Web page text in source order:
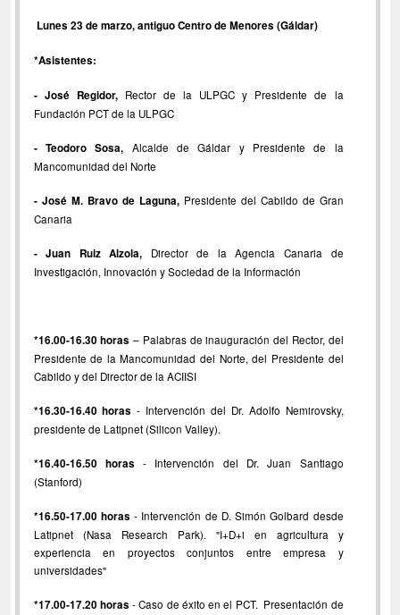
Lunes 23 de marzo, antiguo Centro de Menores (Gáldar)
*Asistentes:
- José Regidor, Rector de la ULPGC y Presidente de la
Fundación PCT de la ULPGC
- Teodoro Sosa, Alcalde de Gáldar y Presidente de la
Mancomunidad del Norte
- José M. Bravo de Laguna, Presidente del Cabildo de Gran
Canaria
- Juan Ruiz Alzola,
Director de la Agencia Canaria de
Investigación, Innovación y Sociedad de la Información
*16.00-16.30 horas – Palabras de inauguración del Rector, del
Presidente de la Mancomunidad del Norte, del Presidente del
Cabildo y del Director de la ACIISI
*16.30-16.40 horas - Intervención del Dr. Adolfo Nemirovsky,
presidente de Latipnet (Silicon Valley).
*16.40-16.50 horas- Intervención del Dr. Juan Santiago
(Stanford)
*16.50-17.00 horas - Intervención de D. Simón Golbard desde
Latipnet (Nasa Research Park). "I+D+i en agricultura y
experiencia en proyectos conjuntos entre empresa y
universidades"
*17.00-17.20 horas - Caso de éxito en el PCT. Presentación de